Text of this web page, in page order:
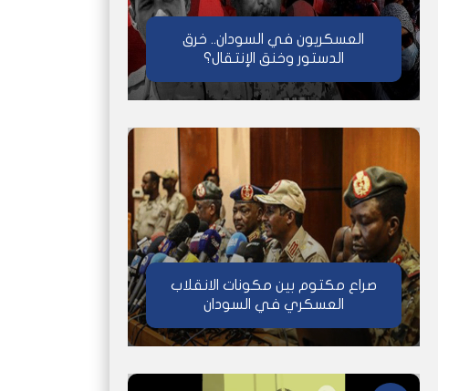
العسكريون في السودان.. خرق
الدستور وخنق الإنتقال؟
صراع مكتوم بين مكونات الانقلاب
العسكري في السودان